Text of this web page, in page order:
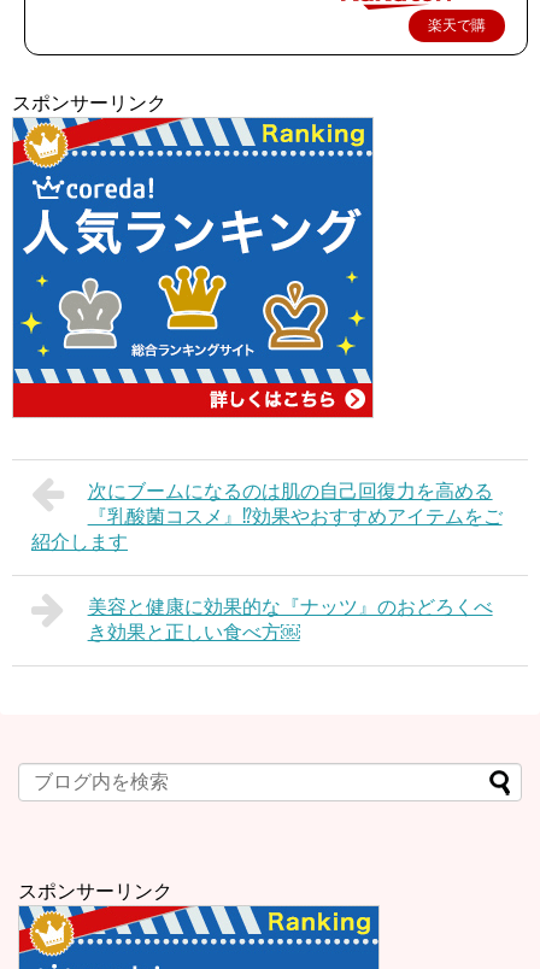
楽天で購
入
スポンサーリンク
次にブームになるのは肌の自己回復力を高める
『乳酸菌コスメ』⁉︎効果やおすすめアイテムをご
紹介します
美容と健康に効果的な『ナッツ』のおどろくべ
き効果と正しい食べ方￼
スポンサーリンク